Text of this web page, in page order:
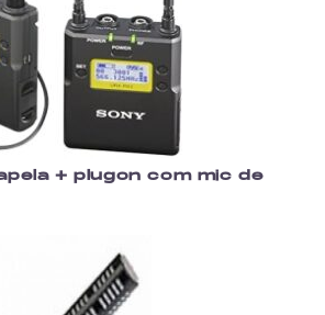
+ plugon com mic de